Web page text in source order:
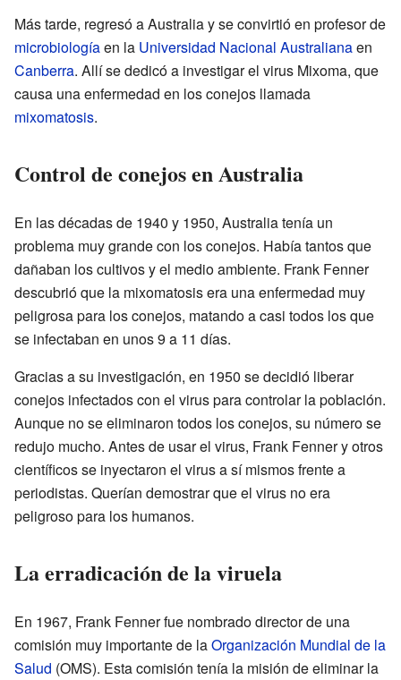
Más tarde, regresó a Australia y se convirtió en profesor de
microbiologíaen la Universidad Nacional Australianaen
Canberra. Allí se dedicó a investigar el virus Mixoma, que
causa una enfermedad en los conejos llamada
mixomatosis.
Control de conejos en Australia
En las décadas de 1940 y 1950, Australia tenía un
problema muy grande con los conejos. Había tantos que
dañaban los cultivos y el medio ambiente. Frank Fenner
descubrió que la mixomatosis era una enfermedad muy
peligrosa para los conejos, matando a casi todos los que
se infectaban en unos 9 a 11 días.
Gracias a su investigación, en 1950 se decidió liberar
conejos infectados con el virus para controlar la población.
Aunque no se eliminaron todos los conejos, su número se
redujo mucho. Antes de usar el virus, Frank Fenner y otros
científicos se inyectaron el virus a sí mismos frente a
periodistas. Querían demostrar que el virus no era
peligroso para los humanos.
La erradicación de la viruela
En 1967, Frank Fenner fue nombrado director de una
comisión muy importante de laOrganización Mundial de la
Salud (OMS). Esta comisión tenía la misión de eliminar la